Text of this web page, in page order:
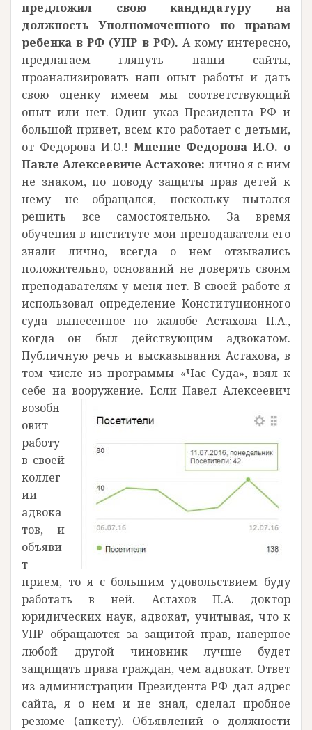
предложил свою кандидатуру на
должность Уполномоченного по правам
ребенка в РФ (УПР в РФ). А кому интересно,
предлагаем глянуть наши сайты,
проанализировать наш опыт работы и дать
свою оценку имеем мы соответствующий
опыт или нет. Один указ Президента РФ и
большой привет, всем кто работает с детьми,
от Федорова И.О.! Мнение Федорова И.О. о
Павле Алексеевиче Астахове: лично я с ним
не знаком, по поводу защиты прав детей к
нему не обращался, поскольку пытался
решить все самостоятельно. За время
обучения в институте мои преподаватели его
знали лично, всегда о нем отзывались
положительно, оснований не доверять своим
преподавателям у меня нет. В своей работе я
использовал определение Конституционного
суда вынесенное по жалобе Астахова П.А.,
когда он был действующим адвокатом.
Публичную речь и высказывания Астахова, в
том числе из программы «Час Суда», взял к
себе на вооружение. Если Павел Алексеевич
возобн
овит
работу
в своей
коллег
ии
адвока
тов, и
объяви
т
прием, то я с большим удовольствием буду
работать в ней. Астахов П.А. доктор
юридических наук, адвокат, учитывая, что к
УПР обращаются за защитой прав, наверное
любой другой чиновник лучше будет
защищать права граждан, чем адвокат. Ответ
из администрации Президента РФ дал адрес
сайта, я о нем и не знал, сделал пробное
резюме (анкету). Объявлений о должности